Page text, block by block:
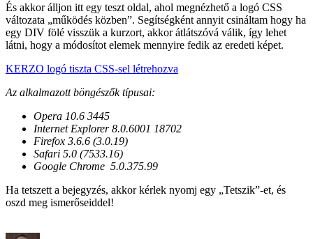
És akkor álljon itt egy teszt oldal, ahol megnézhető a logó CSS
változata „működés közben”. Segítségként annyit csináltam hogy ha
egy DIV fölé visszük a kurzort, akkor átlátszóvá válik, így lehet
látni, hogy a módosítot elemek mennyire fedik az eredeti képet.
KERZO logó tiszta CSS-sel létrehozva
Az alkalmazott böngészők típusai:
Opera 10.6 3445
Internet Explorer 8.0.6001 18702
Firefox 3.6.6 (3.0.19)
Safari 5.0 (7533.16)
Google Chrome 5.0.375.99
Ha tetszett a bejegyzés, akkor kérlek nyomj egy „Tetszik”-et, és
oszd meg ismerőseiddel!